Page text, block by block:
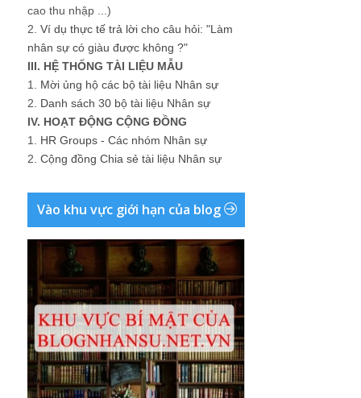
cao thu nhập ...)
2. Ví dụ thực tế trả lời cho câu hỏi: "Làm
nhân sự có giàu được không ?"
III. HỆ THỐNG TÀI LIỆU MẪU
1. Mời ủng hộ các bộ tài liệu Nhân sự
2. Danh sách 30 bộ tài liệu Nhân sự
IV. HOẠT ĐỘNG CỘNG ĐỒNG
1. HR Groups - Các nhóm Nhân sự
2. Cộng đồng Chia sẻ tài liệu Nhân sự
Vào khu vực giới hạn của blog